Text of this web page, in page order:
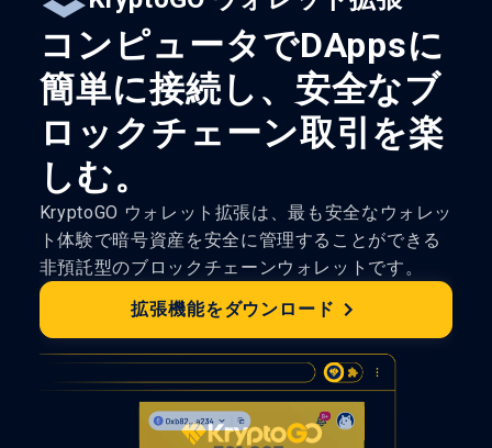
コンピュータでDAppsに
簡単に接続し、安全なブ
ロックチェーン取引を楽
しむ。
KryptoGO ウォレット拡張は、最も安全なウォレッ
ト体験で暗号資産を安全に管理することができる
非預託型のブロックチェーンウォレットです。
拡張機能をダウンロード